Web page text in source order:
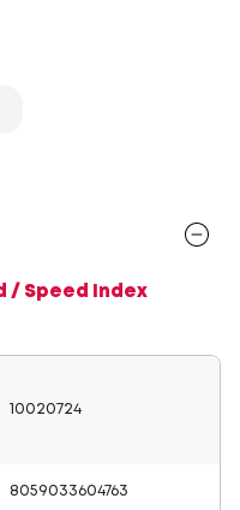
/ Speed Index
10020724
8059033604763